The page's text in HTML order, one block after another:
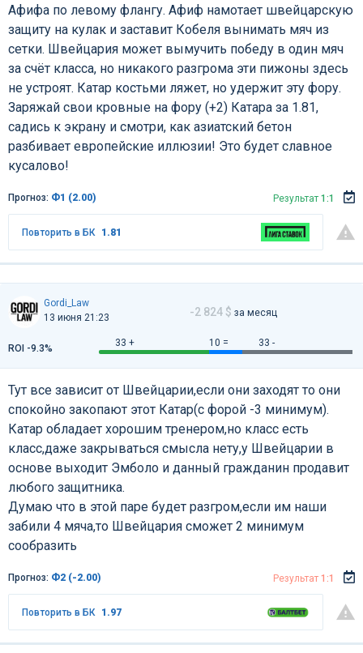
Афифа по левому флангу. Афиф намотает швейцарскую
защиту на кулак и заставит Кобеля вынимать мяч из
сетки. Швейцария может вымучить победу в один мяч
за счёт класса, но никакого разгрома эти пижоны здесь
не устроят. Катар костьми ляжет, но удержит эту фору.
Заряжай свои кровные на фору (+2) Катара за 1.81,
садись к экрану и смотри, как азиатский бетон
разбивает европейские иллюзии! Это будет славное
кусалово!
Прогноз: Ф1 (2.00) Результат 1:1
Повторить в БК 1.81
Gordi_Law
13 июня 21:23
-2 824 $ за месяц
33 + 10 = 33 -
ROI -9.3%
Тут все зависит от Швейцарии,если они заходят то они
спокойно закопают этот Катар(с форой -3 минимум).
Катар обладает хорошим тренером,но класс есть
класс,даже закрываться смысла нету,у Швейцарии в
основе выходит Эмболо и данный гражданин продавит
любого защитника.
Думаю что в этой паре будет разгром,если им наши
забили 4 мяча,то Швейцария сможет 2 минимум
сообразить
Прогноз: Ф2 (-2.00) Результат 1:1
Повторить в БК 1.97